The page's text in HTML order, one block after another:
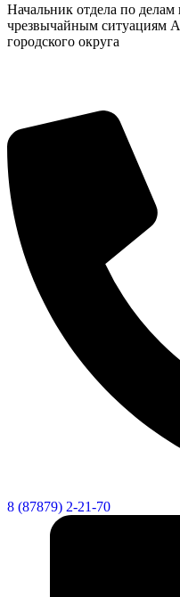
Начальник отдела по
чрезвычайным ситуациям
городского округа
8 (87879) 2-21-70